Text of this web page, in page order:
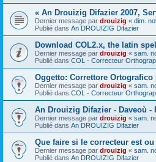
« An Drouizig Difazier 2007,
Dernier message par drouizig « dim.
Publié dans An DROUIZIG Difazier
Download COL2.x, the latin
Dernier message par drouizig « sam.
Publié dans COL - Correcteur
Oggetto: Correttore
Dernier message par drouizig « sam.
Publié dans COL - Correcteur
An Drouizig Difazier - Daveoù -
Dernier message par drouizig « sam.
Publié dans An DROUIZIG Difazier
Que faire si le correcteur est
Dernier message par drouizig « sam.
Publié dans An DROUIZIG Difazier